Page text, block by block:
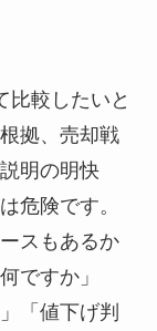
比較したいと
拠、売却戦
明の明快
危険です。
スもあるか
ですか」
「値下げ判